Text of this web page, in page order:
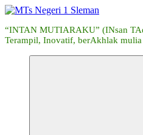
“INTAN MUTIARAKU” (INsan
Terampil, Inovatif, berAkhlak